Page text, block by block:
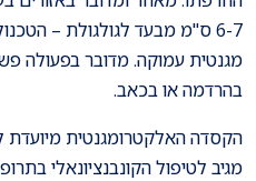
6-7 ס"מ מבעד לגולגולת –
מגנטית עמוקה. מדובר בפעולה
בהרדמה או בכאב.
הקסדה האלקטרומגנטית מיועדת
מגיב לטיפול הקונבנציונאלי